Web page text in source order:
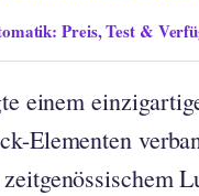
Preis, Test &
einem
Elementen